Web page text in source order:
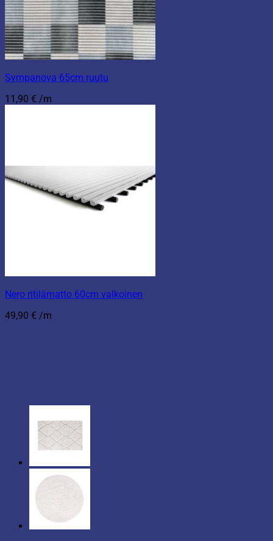
Sympanova 65cm ruutu
11,90 € /m
Nero ritilämatto 60cm valkoinen
49,90 € /m